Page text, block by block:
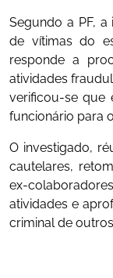
Segundo a PF,
de vítimas do
responde a
atividades
verificou-se que
funcionário para
O investigado,
cautelares,
ex-
atividades e
criminal de